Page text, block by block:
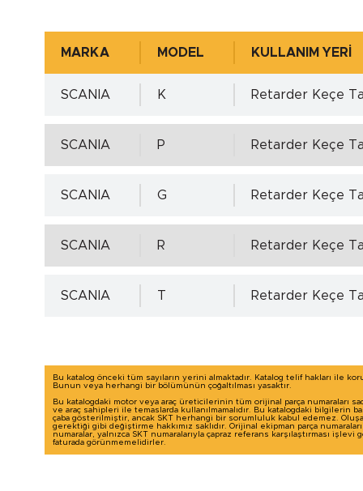
Mil Yüzey Pürüzlülük Değerleri - µm ( DIN
Yuva Toleransı - ISO H8 min.
Yuva Yüzey Pürüzlülük Değerleri - µm ( DIN
MARKA MODEL KULLANIM YERİ
SCANIA K Retarder Keçe
SCANIA P Retarder Keçe
SCANIA G Retarder Keçe
SCANIA R Retarder Keçe
SCANIA T Retarder Keçe
Bu katalog önceki tüm sayıların yerini almaktadır. Katalog telif hakları ile
Bunun veya herhangi bir bölümünün çoğaltılması yasaktır.
Bu katalogdaki motor veya araç üreticilerinin tüm orijinal parça numaraları
ve araç sahipleri ile temaslarda kullanılmamalıdır. Bu katalogdaki bilgilerin
çaba gösterilmiştir, ancak SKT herhangi bir sorumluluk kabul edemez.
gerektiği gibi değiştirme hakkımız saklıdır. Orijinal ekipman parça
numaralar, yalnızca SKT numaralarıyla çapraz referans karşılaştırması
faturada görünmemelidirler.